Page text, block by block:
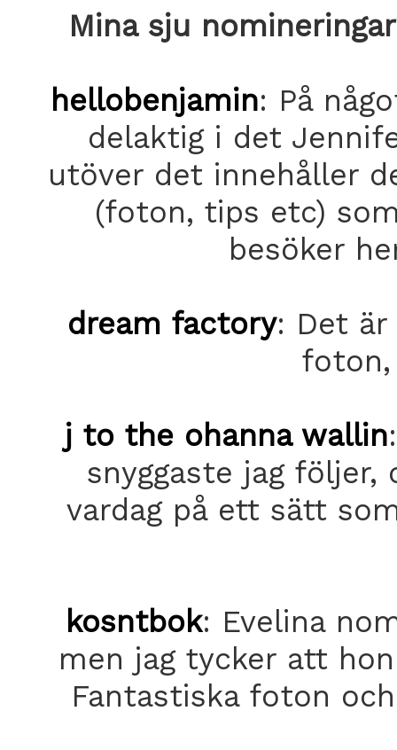
Mina sju
hellobenjamin: På
delaktig i det
utöver det innehåller
(foton, tips etc)
besöker
dream factory: Det är
j to the ohanna wallin
snyggaste jag
vardag på ett sätt
kosntbok: Evelina
men jag tycker att
Fantastiska foton